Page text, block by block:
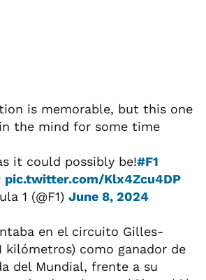
is memorable, but this one
the mind for some time
it could possibly be!#F1
pic.twitter.com/Klx4Zcu4DP
1 (@F1) June 8, 2024
en el circuito Gilles-
kilómetros) como ganador de
del Mundial, frente a su